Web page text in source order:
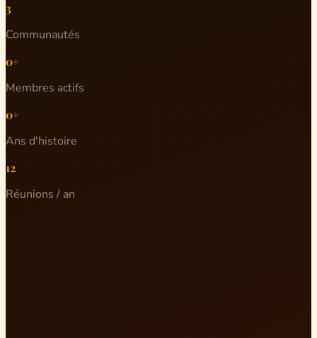
3
Communautés
0+
Membres actifs
0+
Ans d'histoire
12
Réunions / an